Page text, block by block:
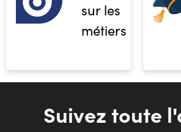
sur les
métiers
Suivez toute